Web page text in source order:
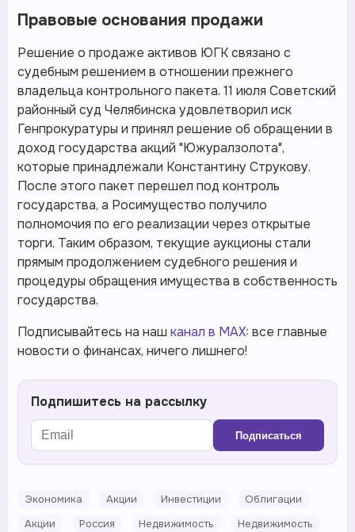
Правовые основания продажи
Решение о продаже активов ЮГК связано с
судебным решением в отношении прежнего
владельца контрольного пакета. 11 июля Советский
районный суд Челябинска удовлетворил иск
Генпрокуратуры и принял решение об обращении в
доход государства акций "Южуралзолота",
которые принадлежали Константину Струкову.
После этого пакет перешел под контроль
государства, а Росимущество получило
полномочия по его реализации через открытые
торги. Таким образом, текущие аукционы стали
прямым продолжением судебного решения и
процедуры обращения имущества в собственность
государства.
Подписывайтесь на наш канал в MAX: все главные
новости о финансах, ничего лишнего!
Подпишитесь на рассылку
Подписаться
Экономика Акции Инвестиции
Облигации
Акции
Россия Недвижимость
Недвижимость